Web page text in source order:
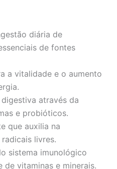
diária de
de fontes
a vitalidade e o aumento
através da
e probióticos.
que auxilia na
livres.
sistema imunológico
de vitaminas e minerais.